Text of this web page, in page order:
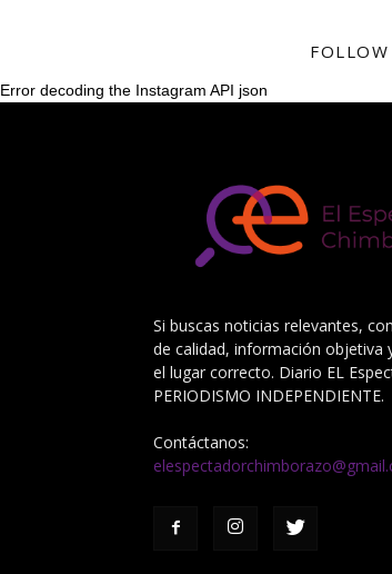
Error decoding the Instagram API json
Si buscas noticias relevantes,
de calidad, información objetiva
el lugar correcto. Diario EL
PERIODISMO INDEPENDIENTE.
Contáctanos: